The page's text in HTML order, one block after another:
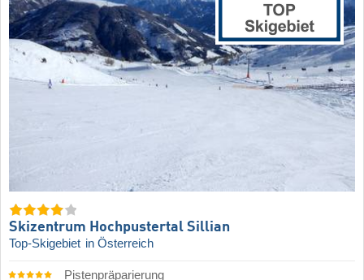
Skizentrum Hochpustertal Sillian
Top-Skigebiet in Österreich
Pistenpräparierung